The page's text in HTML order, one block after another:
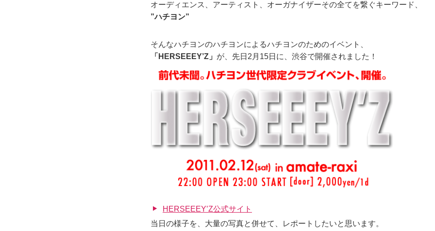
オーディエンス、アーティスト、オーガナイザーその全てを繋ぐキーワード、
”ハチヨン”
そんなハチヨンのハチヨンによるハチヨンのためのイベント、
「HERSEEEY’Z」 が、先日2月15日に、渋谷で開催されました！
HERSEEEY’Z公式サイト
当日の様子を、大量の写真と併せて、レポートしたいと思います。